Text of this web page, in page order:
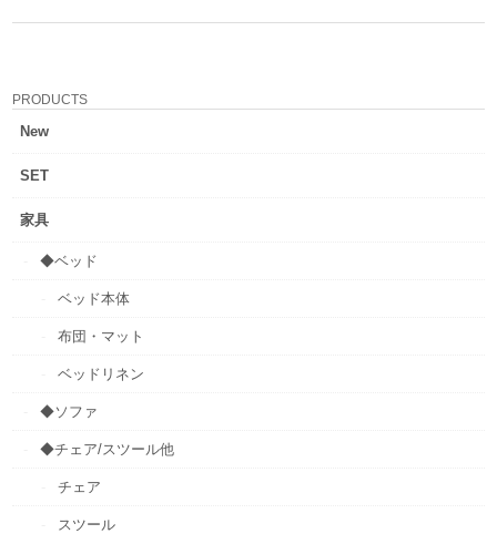
PRODUCTS
New
SET
家具
◆ベッド
ベッド本体
布団・マット
ベッドリネン
◆ソファ
◆チェア/スツール他
チェア
スツール